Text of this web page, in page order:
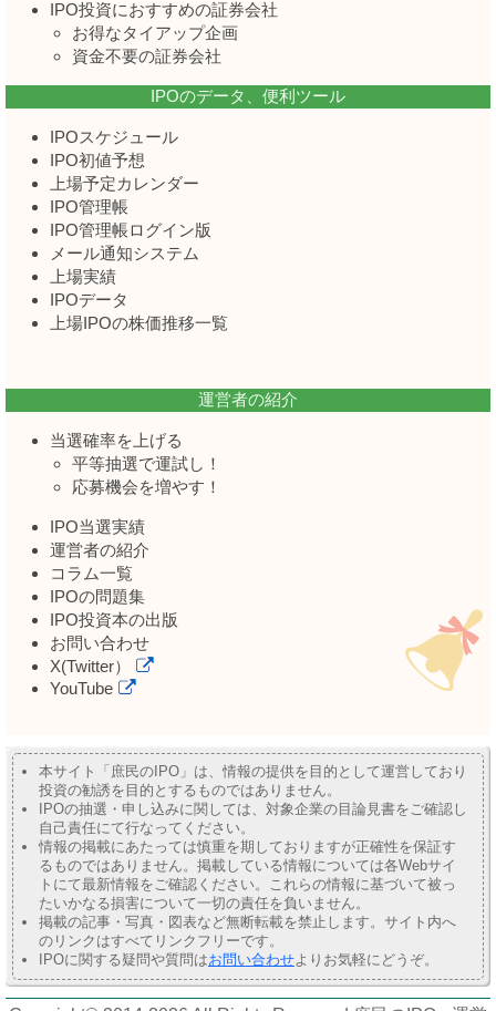
IPO投資におすすめの証券会社
お得なタイアップ企画
資金不要の証券会社
IPOのデータ、便利ツール
IPOスケジュール
IPO初値予想
上場予定カレンダー
IPO管理帳
IPO管理帳ログイン版
メール通知システム
上場実績
IPOデータ
上場IPOの株価推移一覧
運営者の紹介
当選確率を上げる
平等抽選で運試し！
応募機会を増やす！
IPO当選実績
運営者の紹介
コラム一覧
IPOの問題集
IPO投資本の出版
お問い合わせ
X(Twitter）
YouTube
本サイト「庶民のIPO」は、情報の提供を目的として運営しており
投資の勧誘を目的とするものではありません。
IPOの抽選・申し込みに関しては、対象企業の目論見書をご確認し
自己責任にて行なってください。
情報の掲載にあたっては慎重を期しておりますが正確性を保証す
るものではありません。掲載している情報については各Webサイ
トにて最新情報をご確認ください。これらの情報に基づいて被っ
たいかなる損害について一切の責任を負いません。
掲載の記事・写真・図表など無断転載を禁止します。サイト内へ
のリンクはすべてリンクフリーです。
IPOに関する疑問や質問はお問い合わせよりお気軽にどうぞ。